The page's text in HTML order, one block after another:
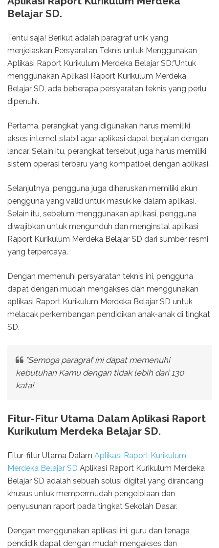
Belajar SD.
Tentu saja! Berikut adalah paragraf unik yang
menjelaskan Persyaratan Teknis untuk Menggunakan
Aplikasi Raport Kurikulum Merdeka Belajar SD:"Untuk
menggunakan Aplikasi Raport Kurikulum Merdeka
Belajar SD, ada beberapa persyaratan teknis yang perlu
dipenuhi.
Pertama, perangkat yang digunakan harus memiliki
akses internet stabil agar aplikasi dapat berjalan dengan
lancar. Selain itu, perangkat tersebut juga harus memiliki
sistem operasi terbaru yang kompatibel dengan aplikasi.
Selanjutnya, pengguna juga diharuskan memiliki akun
pengguna yang valid untuk masuk ke dalam aplikasi.
Selain itu, sebelum menggunakan aplikasi, pengguna
diwajibkan untuk mengunduh dan menginstal aplikasi
Raport Kurikulum Merdeka Belajar SD dari sumber resmi
yang terpercaya.
Dengan memenuhi persyaratan teknis ini, pengguna
dapat dengan mudah mengakses dan menggunakan
aplikasi Raport Kurikulum Merdeka Belajar SD untuk
melacak perkembangan pendidikan anak-anak di tingkat
SD.
"Semoga paragraf ini dapat memenuhi
kebutuhan Kamu dengan tidak lebih dari 130
kata!
Fitur-Fitur Utama Dalam Aplikasi Raport
Kurikulum Merdeka Belajar SD.
Fitur-fitur Utama Dalam Aplikasi Raport Kurikulum
Merdeka Belajar SD Aplikasi Raport Kurikulum Merdeka
Belajar SD adalah sebuah solusi digital yang dirancang
khusus untuk mempermudah pengelolaan dan
penyusunan raport pada tingkat Sekolah Dasar.
Dengan menggunakan aplikasi ini, guru dan tenaga
pendidik dapat dengan mudah mengakses dan